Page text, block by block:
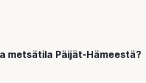
metsätila Päijät-Hämeestä?